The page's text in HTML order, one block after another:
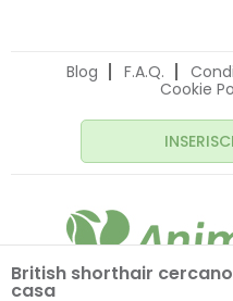
British shorthair cercano
casa
Blog F.A.Q.
Cookie
© 2020